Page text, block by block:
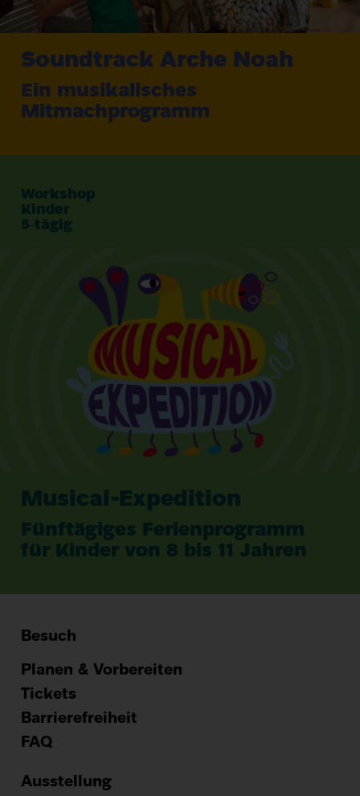
Soundtrack Arche Noah
Ein musikalisches
Mitmachprogramm
Musical-Expedition
Fünftägiges Ferienprogramm
für Kinder von 8 bis11 Jahren
Workshop
Kinder
5‑tägig
Besuch
Planen & Vorbereiten
Tickets
Barrierefreiheit
FAQ
Ausstellung